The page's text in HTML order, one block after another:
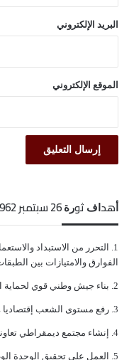
البريد الإلكتروني
الموقع الإلكتروني
ﺃﻫﺪﺍﻑ ﺛﻮﺭﺓ 26 ﺳﺒﺘﻤﺒﺮ 1962 الخالدة
ﺍﻟﺘﺤﺮﺭ ﻣﻦ ﺍﻻﺳﺘﺒﺪﺍﺩ
ﺍﻟﻔﻮﺍﺭﻕ ﻭﺍﻻﻣﺘﻴﺎﺯﺍﺕ ﺑﻴﻦ
ﺑﻨﺎﺀ ﺟﻴﺶ ﻭﻃﻨﻲ ﻗﻮﻱ ﻟﺤﻤﺎﻳﺔ
ﺭﻓﻊ ﻣﺴﺘﻮﻯ ﺍﻟﺸﻌﺐ ﺇﻗﺘﺼﺎﺩﻳﺎ
ﺇﻧﺸﺎﺀ ﻣﺠﺘﻤﻊ ﺩﻳﻤﻘﺮﺍﻃﻲ
ﺍﻟﻌﻤﻞ ﻋﻠﻰ ﺗﺤﻘﻴﻖ ﺍﻟﻮﺣﺪﺓ